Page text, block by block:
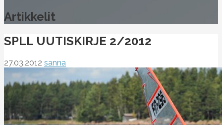
Artikkelit
SPLL UUTISKIRJE 2/2012
27.03.2012 sanna